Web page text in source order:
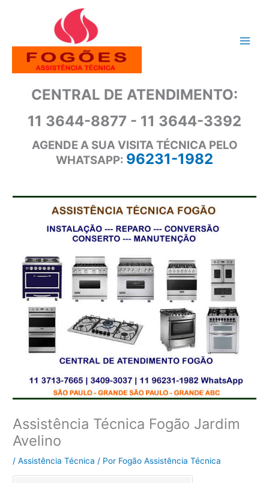
conteúdo
CENTRAL DE ATENDIMENTO:
11 3644-8877 - 11 3644-3392
AGENDE A SUA VISITA TÉCNICA PELO
WHATSAPP: 96231-1982
Assistência Técnica Fogão Jardim
Avelino
/Assistência Técnica / Por Fogão Assistência Técnica